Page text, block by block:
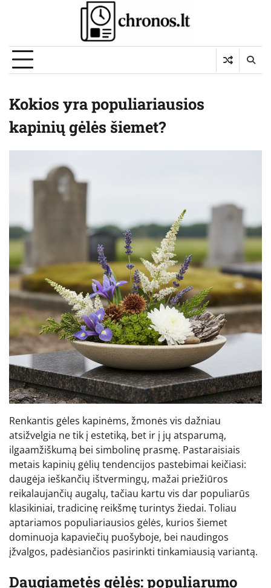
Kokios yra populiariausios
kapinių gėlės šiemet?
Renkantis gėles kapinėms, žmonės vis dažniau
atsižvelgia ne tik į estetiką, bet ir į jų atsparumą,
ilgaamžiškumą bei simbolinę prasmę. Pastaraisiais
metais kapinių gėlių tendencijos pastebimai keičiasi:
daugėja ieškančių ištvermingų, mažai priežiūros
reikalaujančių augalų, tačiau kartu vis dar populiarūs
klasikiniai, tradicinę reikšmę turintys žiedai. Toliau
aptariamos populiariausios gėlės, kurios šiemet
dominuoja kapaviečių puošyboje, bei naudingos
įžvalgos, padėsiančios pasirinkti tinkamiausią variantą.
Daugiametės gėlės: populiarumo